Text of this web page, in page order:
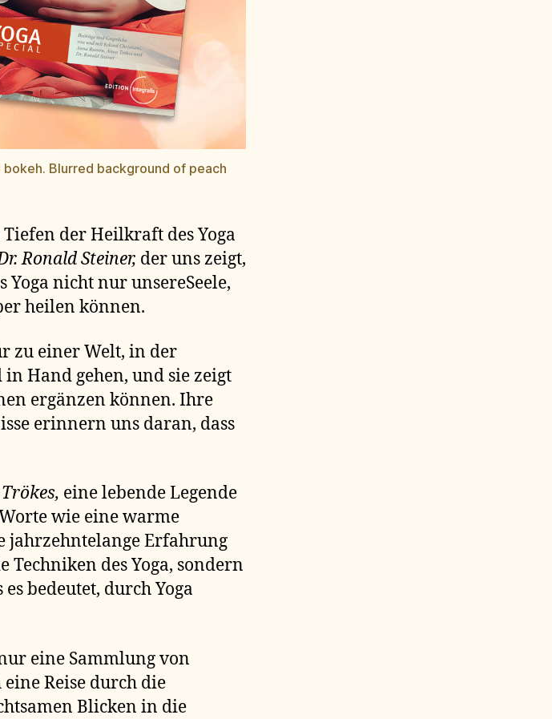
Blurred background of peach
der Heilkraft des Yoga
Ronald Steiner, der uns zeigt,
nicht nur unsereSeele,
heilen können.
zu einer Welt, in der
Hand gehen, und sie zeigt
ergänzen können. Ihre
erinnern uns daran, dass
eine lebende Legende
wie eine warme
jahrzehntelange Erfahrung
des Yoga, sondern
es bedeutet, durch Yoga
eine Sammlung von
Reise durch die
Blicken in die